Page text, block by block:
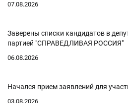
07.08.2026
Заверены списки кандидатов в
партией "СПРАВЕДЛИВАЯ РОССИЯ"
06.08.2026
Начался прием заявлений для
03.08.2026